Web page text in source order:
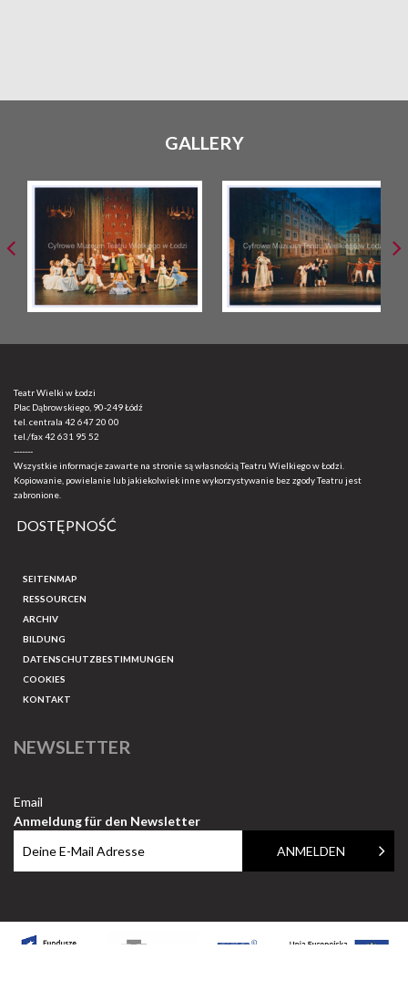
GALLERY
Teatr Wielki w Łodzi
Plac Dąbrowskiego, 90-249 Łódź
tel. centrala 42 647 20 00
tel./fax42 631 95 52
-------
Wszystkie informacje zawarte na stronie są własnością Teatru Wielkiego w Łodzi.
Kopiowanie, powielanie lub jakiekolwiek inne wykorzystywanie bez zgody Teatru jest
zabronione.
DOSTĘPNOŚĆ
SEITENMAP
RESSOURCEN
ARCHIV
BILDUNG
DATENSCHUTZBESTIMMUNGEN
COOKIES
KONTAKT
NEWSLETTER
Email
Anmeldung für den Newsletter